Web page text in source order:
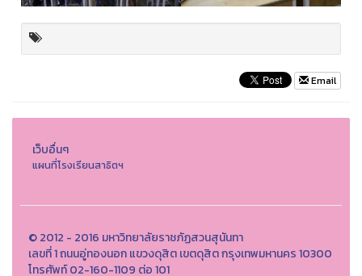
Email
เว็บอื่นๆ
แผนที่โรงเรียนสาธิตฯ
© 2012 - 2016 มหาวิทยาลัยราชภัฏสวนสุนันทา
เลขที่ 1 ถนนอู่ทองนอก แขวงดุสิต เขตดุสิต กรุงเทพมหานคร 10300
โทรศัพท์ 02-160-1109 ต่อ 101